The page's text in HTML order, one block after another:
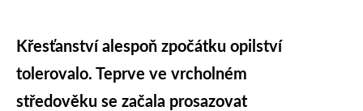
Křesťanství alespoň zpočátku opilství
tolerovalo. Teprve ve vrcholném
středověku se začala prosazovat